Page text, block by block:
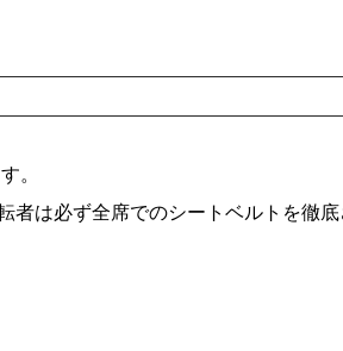
。
者は必ず全席でのシートベルトを徹